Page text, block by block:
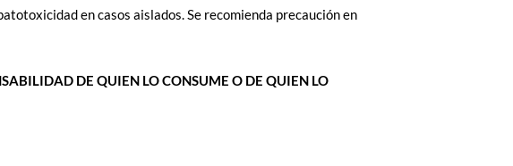
en casos aislados. Se recomienda precaución en
DE QUIEN LO CONSUME O DE QUIEN LO